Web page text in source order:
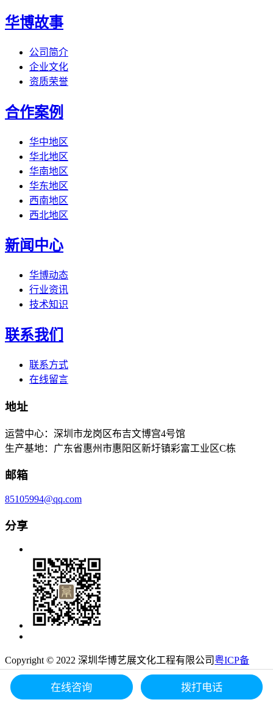
华博故事
公司简介
企业文化
资质荣誉
合作案例
华中地区
华北地区
华南地区
华东地区
西南地区
西北地区
新闻中心
华博动态
行业资讯
技术知识
联系我们
联系方式
在线留言
地址
运营中心：深圳市龙岗区布吉文博宫4号馆
生产基地：广东省惠州市惠阳区新圩镇彩富工业区C栋
邮箱
85105994@qq.com
分享
Copyright © 2022 深圳华博艺展文化工程有限公司 粤ICP备
19086787号
网站地图
在线咨询 拨打电话